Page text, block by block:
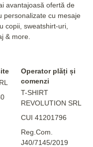
avantajoasă ofertă de
personalizate cu mesaje
copii, sweatshirt-uri,
& more.
Operator plăți și
comenzi
T-SHIRT
REVOLUTION SRL
CUI 41201796
Reg.Com.
J40/7145/2019